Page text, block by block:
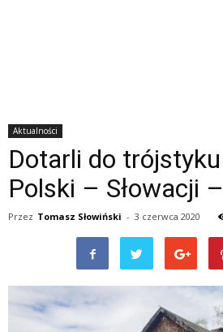
Aktualności
Dotarli do
Polski – Słowacji
Przez Tomasz Słowiński - 3 czerwca 2020